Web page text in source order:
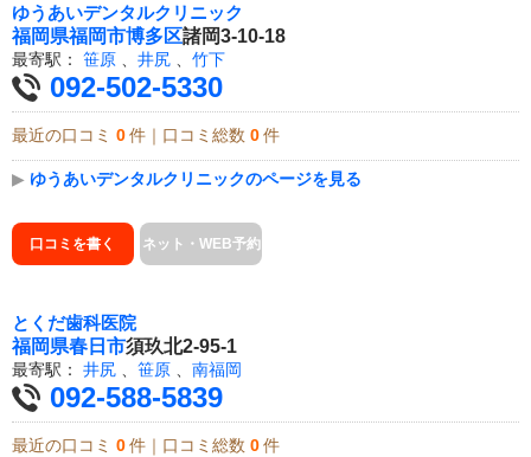
ゆうあいデンタルクリニック
福岡県福岡市博多区諸岡3-10-18
最寄駅： 笹原 井尻 竹下
092-502-5330
最近の口コミ 0 件｜口コミ総数 0 件
▶ ゆうあいデンタルクリニックのページを見る
口コミを書く ネット・WEB予約
とくだ歯科医院
福岡県春日市須玖北2-95-1
最寄駅： 井尻 笹原 南福岡
092-588-5839
最近の口コミ 0 件｜口コミ総数 0 件